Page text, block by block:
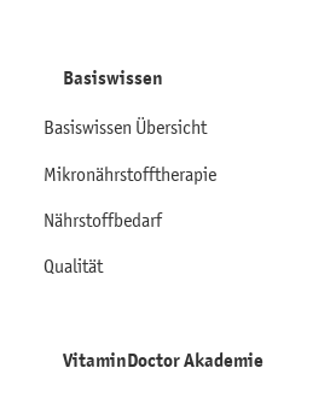
Basiswissen
Basiswissen Übersicht
Mikronährstofftherapie
Nährstoffbedarf
Qualität
VitaminDoctor Akademie